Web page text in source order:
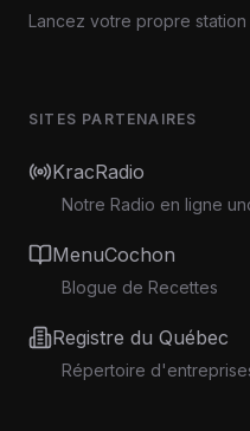
Lancez votre propre
SITES PARTENAIRES
KracRadio
Notre Radio en ligne
MenuCochon
Blogue de Recettes
Registre du Québec
Répertoire